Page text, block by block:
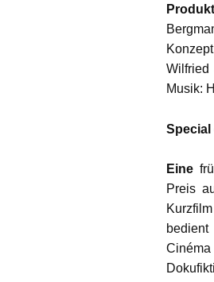
Wilfried
Musik:
Special
Eine
Preis